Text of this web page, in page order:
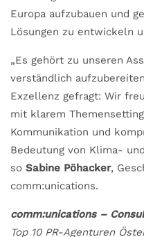
Europa aufzubauen und
Lösungen zu entwickeln
„Es gehört zu unseren
verständlich
Exzellenz gefragt: Wir
mit klarem
Kommunikation und
Bedeutung von Klima-
so Sabine Pöhacker,
comm:unications.
comm:unications –
Top 10 PR-Agenturen